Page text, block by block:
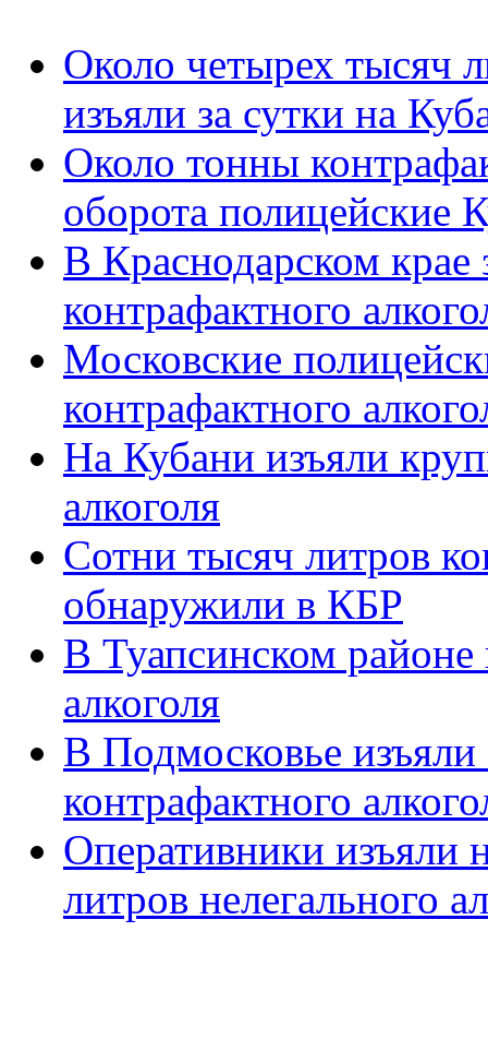
Около четырех тысяч
изъяли за сутки на
Около тонны
оборота полицейские
В Краснодарском крае
контрафактного
Московские
контрафактного
На Кубани изъяли
алкоголя
Сотни тысяч литров
обнаружили в КБР
В Туапсинском районе
алкоголя
В Подмосковье
контрафактного
Оперативники изъяли
литров нелегального